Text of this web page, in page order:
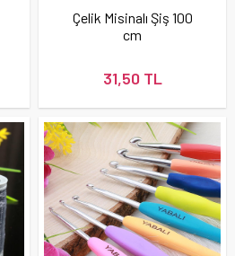
Çelik Misinalı Şiş 100
cm
31,50 TL